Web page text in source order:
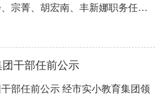
元生活补贴全额发放。连续病事
假期间岗位津贴停发，1500元生
、探亲假、婚丧假、产假、男方
的教科研能力，在实施素质教育
师。经校长室研究决定，对钱春
实验小学教育集团青年教师第十一
宗菁、胡宏南、丰新娜职务任免
）苏州市实验 小学本部干部职务任免：
团干部任前公示
经市实小教育集团领